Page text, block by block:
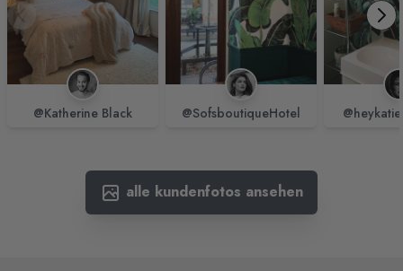
@Katherine Black @SofsboutiqueHotel
alle kundenfotos ansehen